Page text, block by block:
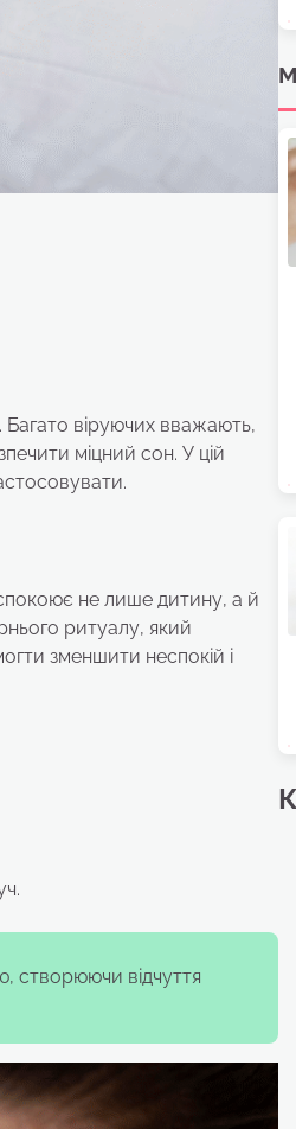
віруючих вважають,
міцний сон. У цій
не лише дитину, а й
ритуалу, який
зменшити неспокій і
створюючи відчуття